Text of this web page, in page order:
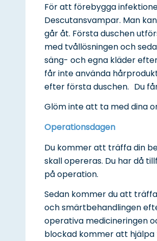
För att förebygga
Descutansvampar. Man
går åt. Första duschen
med tvållösningen och
säng- och egna kläder
får inte använda
efter första duschen. Du
Glöm inte att ta med dina
Operationsdagen
Du kommer att träffa din
skall opereras. Du har då
på operation.
Sedan kommer du att
och smärtbehandlingen
operativa medicineringen
blockad kommer att